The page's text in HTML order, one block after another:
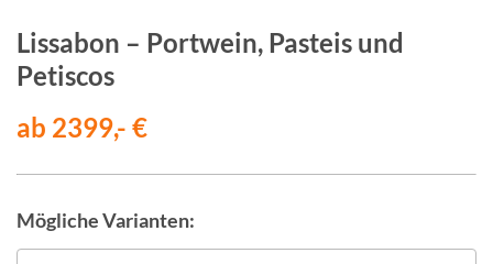
Lissabon – Portwein, Pasteis und
Petiscos
ab 2399,- €
Mögliche Varianten: